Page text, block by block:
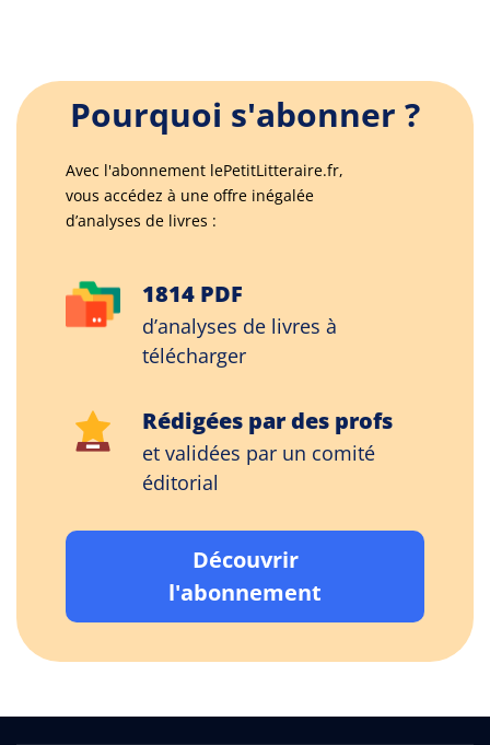
Pourquoi s'abonner ?
Avec l'abonnement lePetitLitteraire.fr,
vous accédez à une offre inégalée
d’analyses de livres :
1814 PDF
d’analyses de livres à
télécharger
Rédigées par des profs
et validées par un comité
éditorial
Découvrir
l'abonnement